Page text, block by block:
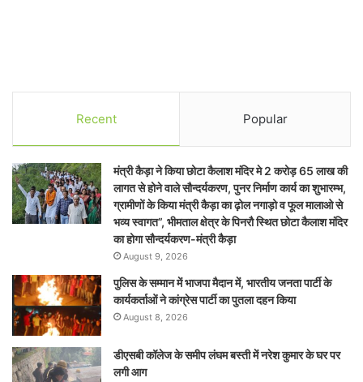
Recent Popular
मंत्री कैड़ा ने किया छोटा कैलाश मंदिर मे 2 करोड़ 65 लाख की
लागत से होने वाले सौन्दर्यकरण, पुनर निर्माण कार्य का शुभारम्भ,
ग्रामीणों के किया मंत्री कैड़ा का ढ़ोल नगाड़ो व फूल मालाओ से
भव्य स्वागत”, भीमताल क्षेत्र के पिनरौ स्थित छोटा कैलाश मंदिर
का होगा सौन्दर्यकरण-मंत्री कैड़ा
August 9, 2026
पुलिस के सम्मान में भाजपा मैदान में, भारतीय जनता पार्टी के
कार्यकर्ताओं ने कांग्रेस पार्टी का पुतला दहन किया
August 8, 2026
डीएसबी कॉलेज के समीप लंघम बस्ती में नरेश कुमार के घर पर
लगी आग